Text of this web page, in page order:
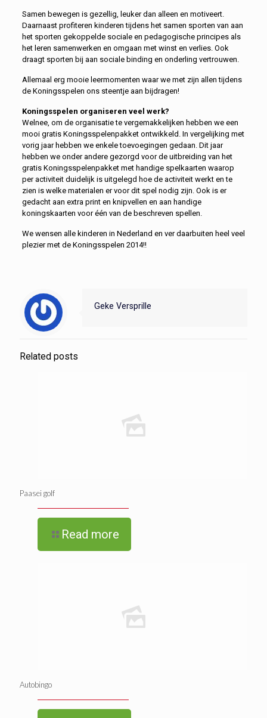
Samen bewegen is gezellig, leuker dan alleen en motiveert.
Daarnaast profiteren kinderen tijdens het samen sporten van aan
het sporten gekoppelde sociale en pedagogische principes als
het leren samenwerken en omgaan met winst en verlies. Ook
draagt sporten bij aan sociale binding en onderling vertrouwen.
Allemaal erg mooie leermomenten waar we met zijn allen tijdens
de Koningsspelen ons steentje aan bijdragen!
Koningsspelen organiseren veel werk?
Welnee, om de organisatie te vergemakkelijken hebben we een
mooi gratis Koningsspelenpakket ontwikkeld. In vergelijking met
vorig jaar hebben we enkele toevoegingen gedaan. Dit jaar
hebben we onder andere gezorgd voor de uitbreiding van het
gratis Koningsspelenpakket met handige spelkaarten waarop
per activiteit duidelijk is uitgelegd hoe de activiteit werkt en te
zien is welke materialen er voor dit spel nodig zijn. Ook is er
gedacht aan extra print en knipvellen en aan handige
koningskaarten voor één van de beschreven spellen.
We wensen alle kinderen in Nederland en ver daarbuiten heel veel
plezier met de Koningsspelen 2014!!
Geke Versprille
Related posts
Paasei golf
Read more
Autobingo